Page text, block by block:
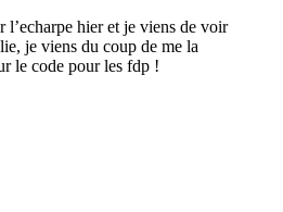
l’echarpe hier et je viens de voir
je viens du coup de me la
le code pour les fdp !